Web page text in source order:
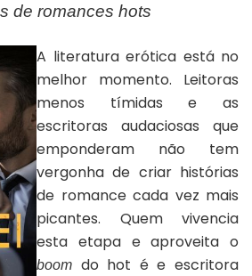
de romances hots
A literatura erótica está no
melhor momento. Leitoras
menos tímidas e as
escritoras audaciosas que
emponderam não tem
vergonha de criar histórias
de romance cada vez mais
picantes. Quem vivencia
esta etapa e aproveita o
boom do hot é e escritora